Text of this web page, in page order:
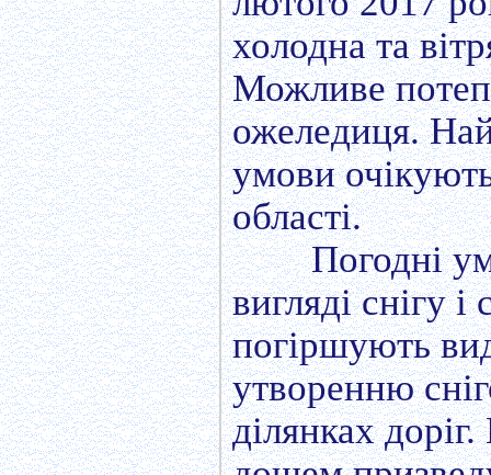
холодна та
Можливе
ожеледиця.
умови
області.
Погодні
вигляді снігу
погіршують
утворенню
ділянках